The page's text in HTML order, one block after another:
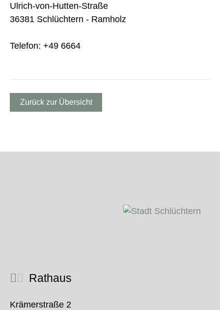
Ulrich-von-Hutten-Straße
36381 Schlüchtern - Ramholz
Telefon: +49 6664
Zurück zur Übersicht
Rathaus
Krämerstraße 2